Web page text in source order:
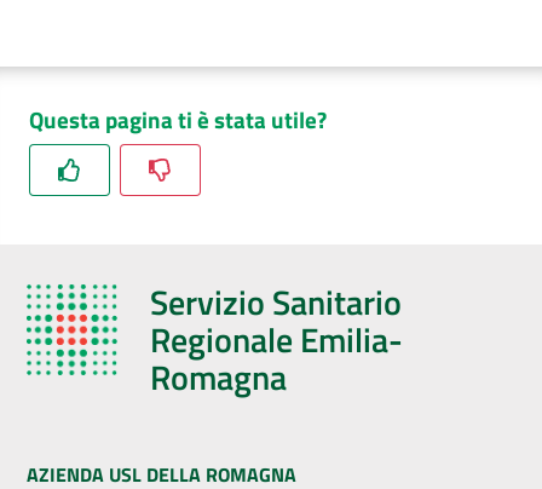
Questa pagina ti è stata utile?
Servizio Sanitario
Regionale Emilia-
Romagna
AZIENDA USL DELLA ROMAGNA